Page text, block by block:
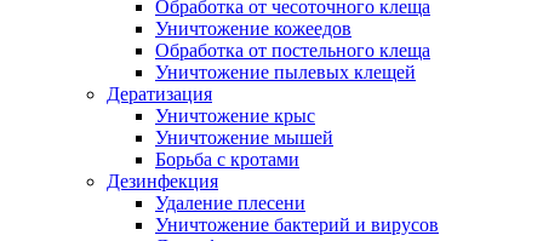
Обработка от чесоточного клеща
Уничтожение кожеедов
Обработка от постельного клеща
Уничтожение пылевых клещей
Дератизация
Уничтожение крыс
Уничтожение мышей
Борьба с кротами
Дезинфекция
Удаление плесени
Уничтожение бактерий и вирусов